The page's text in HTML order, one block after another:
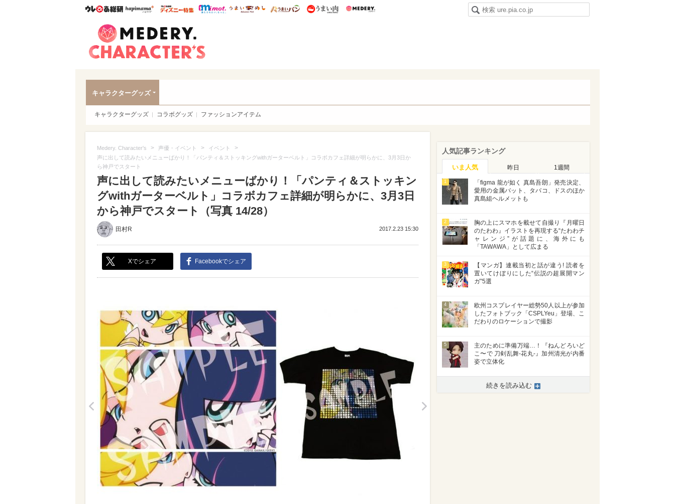
ウレぴあ総研ハピママ* ウレぴあ総研 ディズニー特集
mimot. うまいめし うまいパン うまい肉
キャラクターグッズ
キャラクターグッズ コラボグッズ ファッションアイテム
Medery. Character's > 声優・イベント > イベント >
声に出して読みたいメニューばかり！「パンティ＆ストッキングwithガーターベルト」コラボカフェ詳細が明らかに、3月3日か
ら神戸でスタート
声に出して読みたいメニューばかり！「パンティ＆ストッキン
グwithガーターベルト」コラボカフェ詳細が明らかに、3月3日
から神戸でスタート（写真 14/28）
田村R 2017.2.23 15:30
Xでシェア Facebookでシェア
人気記事ランキング
いま人気 昨日 1週間
1
「figma 龍が如く 真島吾朗」発売決定、
愛用の金属バット、タバコ、ドスのほか
真島組ヘルメットも
2
胸の上にスマホを載せて自撮り『月曜日
のたわわ』イラストを再現する“たわわチ
ャレンジ”が話題に、海外にも
「TAWAWA」として広まる
3
【マンガ】連載当初と話が違う! 読者を
置いてけぼりにした“伝説の超展開マン
ガ”5選
4
欧州コスプレイヤー総勢50人以上が参加
したフォトブック「CSPLYeu」登場、こ
だわりのロケーションで撮影
5
主のために準備万端…！『ねんどろいど
こ〜で 刀剣乱舞-花丸-』加州清光が内番
姿で立体化
続きを読み込む